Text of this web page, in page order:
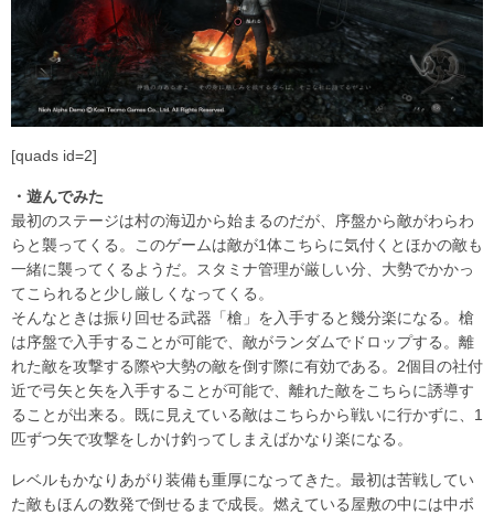
[quads id=2]
・遊んでみた
最初のステージは村の海辺から始まるのだが、序盤から敵がわらわ
らと襲ってくる。このゲームは敵が1体こちらに気付くとほかの敵も
一緒に襲ってくるようだ。スタミナ管理が厳しい分、大勢でかかっ
てこられると少し厳しくなってくる。
そんなときは振り回せる武器「槍」を入手すると幾分楽になる。槍
は序盤で入手することが可能で、敵がランダムでドロップする。離
れた敵を攻撃する際や大勢の敵を倒す際に有効である。2個目の社付
近で弓矢と矢を入手することが可能で、離れた敵をこちらに誘導す
ることが出来る。既に見えている敵はこちらから戦いに行かずに、1
匹ずつ矢で攻撃をしかけ釣ってしまえばかなり楽になる。
レベルもかなりあがり装備も重厚になってきた。最初は苦戦してい
た敵もほんの数発で倒せるまで成長。燃えている屋敷の中には中ボ